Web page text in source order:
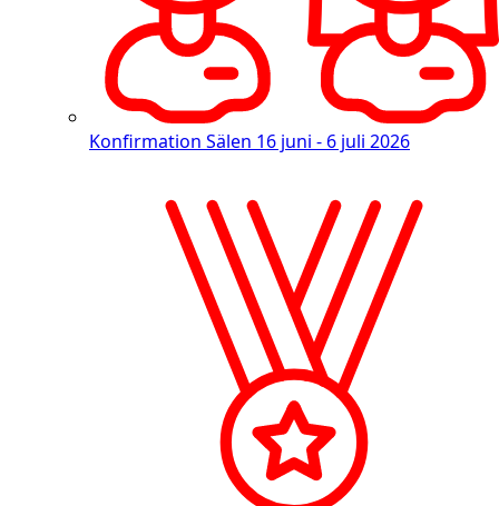
Konfirmation Sälen 16 juni - 6 juli 2026